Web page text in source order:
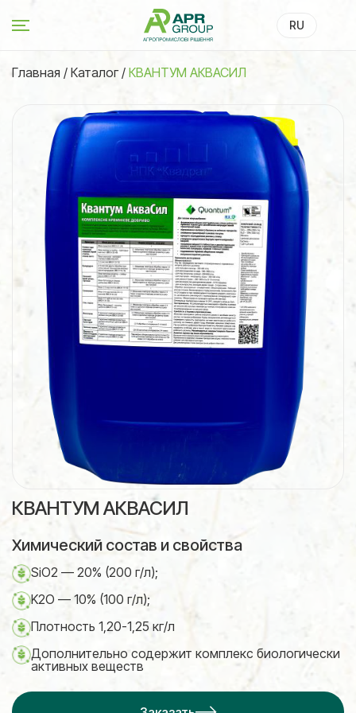
RU
Главная / Каталог/ КВАНТУМ АКВАСИЛ
КВАНТУМ АКВАСИЛ
Химический состав и свойства
SiO2 — 20% (200 г/л);
K2O — 10% (100 г/л);
Плотность 1,20-1,25 кг/л
Дополнительно содержит комплекс биологически
активных веществ